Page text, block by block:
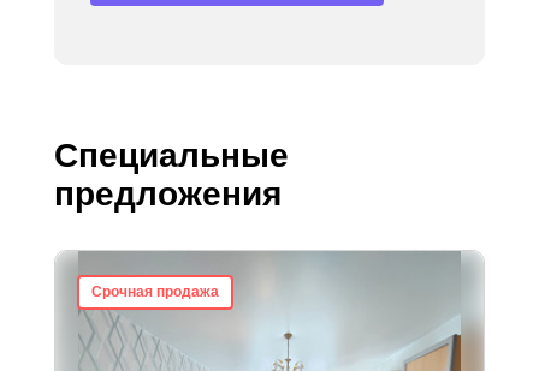
Специальные
предложения
Срочная продажа